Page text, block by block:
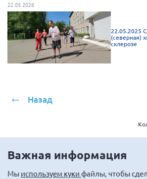
Красноярский край
Липецкая область
Ленинградская область
г. Москва
Новосибирская область
Омская область
Оренбургская область
22.05.2026
22.05.2025
(северная)
склерозе
Назад
Важная информация
Мы используем куки файлы, чтобы